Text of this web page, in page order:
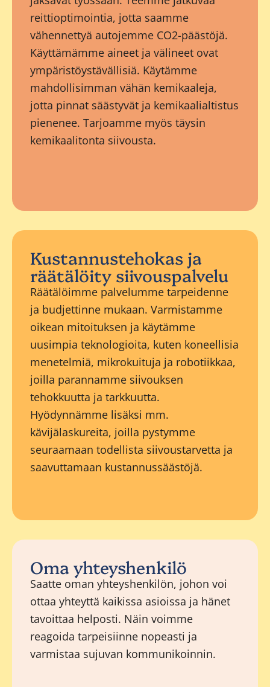
reittioptimointia, jotta saamme
vähennettyä autojemme CO2-päästöjä.
Käyttämämme aineet ja välineet ovat
ympäristöystävällisiä. Käytämme
mahdollisimman vähän kemikaaleja,
jotta pinnat säästyvät ja kemikaalialtistus
pienenee. Tarjoamme myös täysin
kemikaalitonta siivousta.
Kustannustehokas ja
räätälöity siivouspalvelu
Räätälöimme palvelumme tarpeidenne
ja budjettinne mukaan. Varmistamme
oikean mitoituksen ja käytämme
uusimpia teknologioita, kuten koneellisia
menetelmiä, mikrokuituja ja robotiikkaa,
joilla parannamme siivouksen
tehokkuutta ja tarkkuutta.
Hyödynnämme lisäksi mm.
kävijälaskureita, joilla pystymme
seuraamaan todellista siivoustarvetta ja
saavuttamaan kustannussäästöjä.
Oma yhteyshenkilö
Saatte oman yhteyshenkilön, johon voi
ottaa yhteyttä kaikissa asioissa ja hänet
tavoittaa helposti. Näin voimme
reagoida tarpeisiinne nopeasti ja
varmistaa sujuvan kommunikoinnin.